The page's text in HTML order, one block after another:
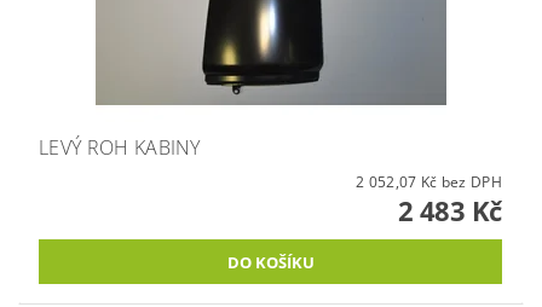
LEVÝ ROH KABINY
2 052,07 Kč bez DPH
2 483 Kč